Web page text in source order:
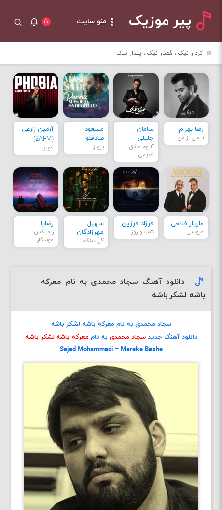
پیر موزیک منو سایت ۵
کردار نیک ، گفتار نیک ، پندار نیک
رضا بهرام
نیمی از من
سامان
جلیلی
آلبوم عشق
قدیمی
مسعود
صادقلو
پرواز
آرمین زارعی
(2AFM)
فوبیا
مازیار فلاحی
عروسی
فرزاد فرزین
شب و روز
سهیل
مهرزادگان
گل سنگم
رضایا
ریمیکس
موندگار
دانلود آهنگ سجاد محمدی به نام معرکه
باشه لشکر باشه
سجاد محمدی به نام معرکه باشه لشکر باشه
دانلود آهنگ جدید سجاد محمدی به ناممعرکه باشه لشکر باشه
Sajad Mohammadi – Mareke Bashe